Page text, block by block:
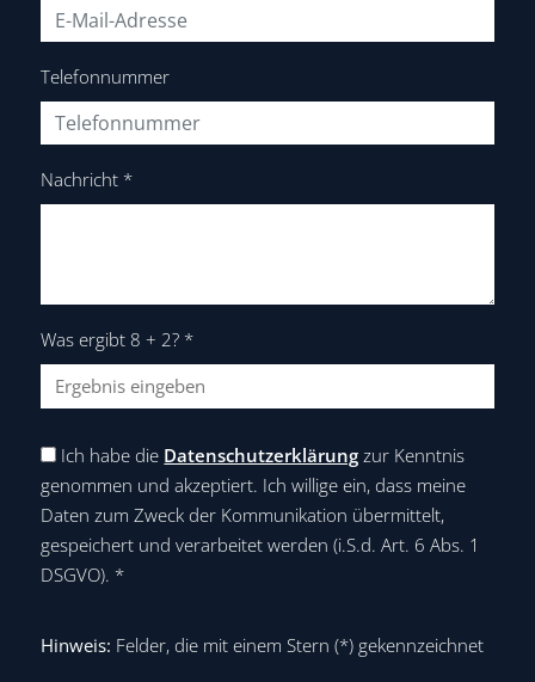
Telefonnummer
Nachricht *
Was ergibt 8 + 2? *
Ich habe die Datenschutzerklärung zur Kenntnis
genommen und akzeptiert. Ich willige ein, dass meine
Daten zum Zweck der Kommunikation übermittelt,
gespeichert und verarbeitet werden (i.S.d. Art. 6 Abs. 1
DSGVO). *
Hinweis: Felder, die mit einem Stern (*) gekennzeichnet